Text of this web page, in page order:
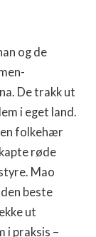
og de
De trakk ut
i eget land.
en folkehær
røde
Mao
beste
ut
i praksis –